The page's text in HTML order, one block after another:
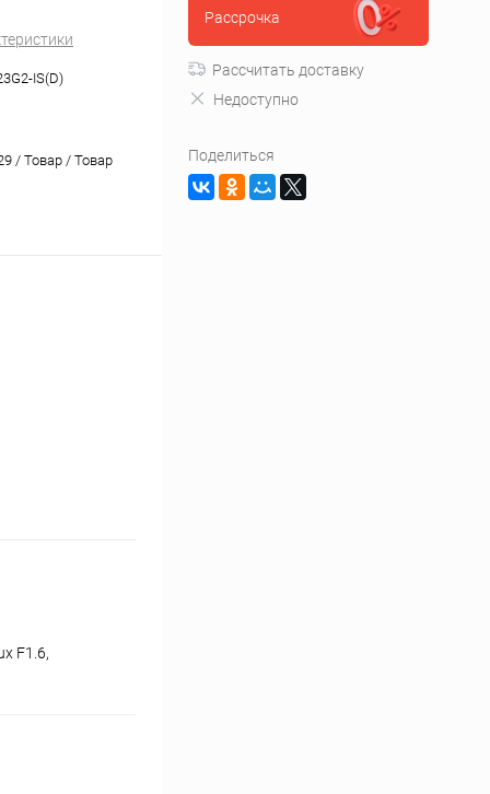
IS(D)
/ Товар / Товар
F1.6,
Рассрочка
Рассчитать доставку
Недоступно
Поделиться